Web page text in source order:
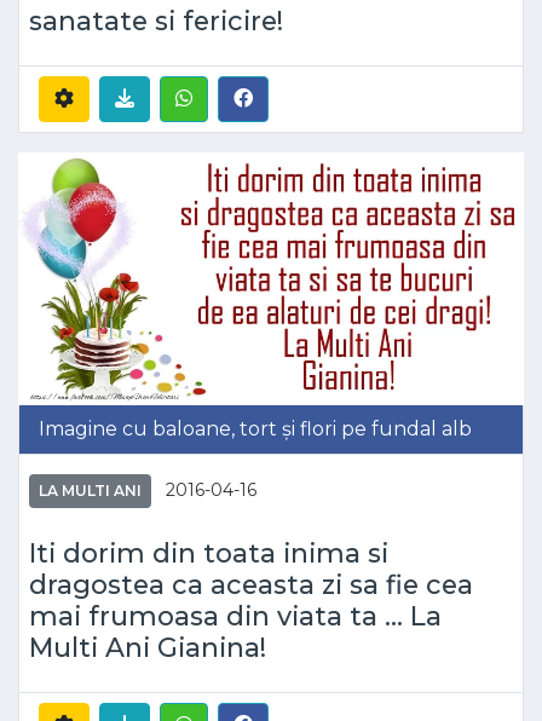
sanatate si fericire!
Imagine cu baloane, tort și flori pe fundal alb
LA MULTI ANI 2016-04-16
Iti dorim din toata inima si
dragostea ca aceasta zi sa fie cea
mai frumoasa din viata ta ... La
Multi Ani Gianina!